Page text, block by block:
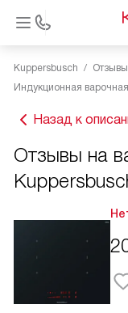
Kuppersbusch Отзывы
Индукционная
Назад к
Отзывы на